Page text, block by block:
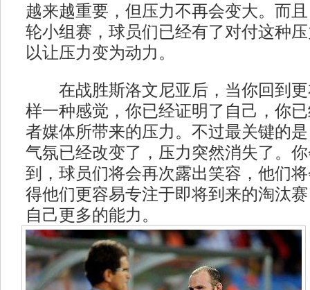
越来越重要，但压力不再会变大。而
轮小组赛，球员们已经有了对付这种
以让压力变为动力。
在战胜斯洛文尼亚后，当你回到更
样一种感觉，你已经证明了自己，你
者媒体所带来的压力。不过最关键的
气氛已经改变了，压力突然消失了。
到，球员们将会再次露出笑容，他们
得他们更容易专注于即将到来的淘汰
自己更多的能力。